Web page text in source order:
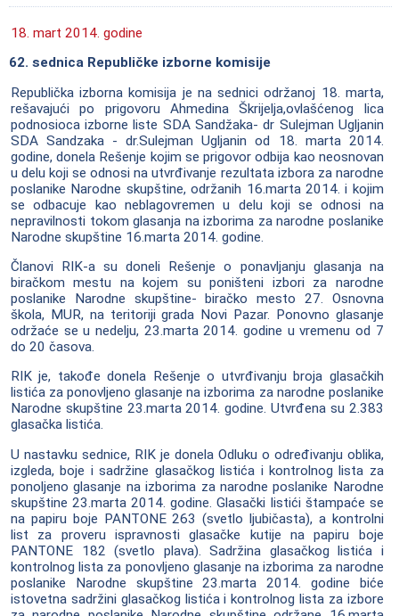
18. mart 2014. godine
62. sednica Republičke izborne komisije
Republička izborna komisija je na sednici održanoj 18. marta,
rešavajući po prigovoru Ahmedina Škrijelja,ovlašćenog lica
podnosioca izborne liste SDA Sandžaka- dr Sulejman Ugljanin
SDA Sandzaka - dr.Sulejman Ugljanin od 18. marta 2014.
godine, donela Rešenje kojim se prigovor odbija kao neosnovan
u delu koji se odnosi na utvrđivanje rezultata izbora za narodne
poslanike Narodne skupštine, održanih 16.marta 2014. i kojim
se odbacuje kao neblagovremen u delu koji se odnosi na
nepravilnosti tokom glasanja na izborima za narodne poslanike
Narodne skupštine 16.marta 2014. godine.
Članovi RIK-a su doneli Rešenje o ponavljanju glasanja na
biračkom mestu na kojem su poništeni izbori za narodne
poslanike Narodne skupštine- biračko mesto 27. Osnovna
škola, MUR, na teritoriji grada Novi Pazar. Ponovno glasanje
održaće se u nedelju, 23.marta 2014. godine u vremenu od 7
do 20 časova.
RIK je, takođe donela Rešenje o utvrđivanju broja glasačkih
listića za ponovljeno glasanje na izborima za narodne poslanike
Narodne skupštine 23.marta 2014. godine. Utvrđena su 2.383
glasačka listića.
U nastavku sednice, RIK je donela Odluku o određivanju oblika,
izgleda, boje i sadržine glasačkog listića i kontrolnog lista za
ponoljeno glasanje na izborima za narodne poslanike Narodne
skupštine 23.marta 2014. godine. Glasački listići štampaće se
na papiru boje PANTONE 263 (svetlo ljubičasta), a kontrolni
list za proveru ispravnosti glasačke kutije na papiru boje
PANTONE 182 (svetlo plava). Sadržina glasačkog listića i
kontrolnog lista za ponovljeno glasanje na izborima za narodne
poslanike Narodne skupštine 23.marta 2014. godine biće
istovetna sadržini glasačkog listića i kontrolnog lista za izbore